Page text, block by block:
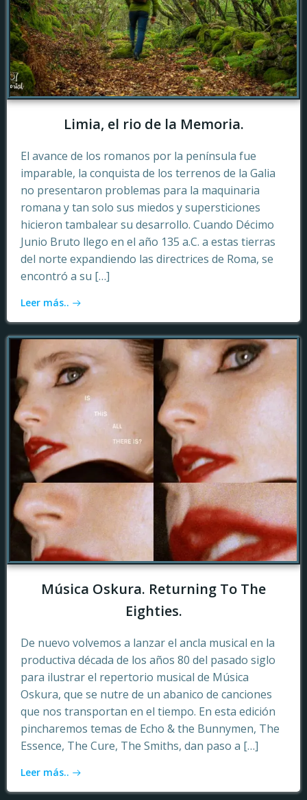
Limia, el rio de la Memoria.
El avance de los romanos por la península fue
imparable, la conquista de los terrenos de la Galia
no presentaron problemas para la maquinaria
romana y tan solo sus miedos y supersticiones
hicieron tambalear su desarrollo. Cuando Décimo
Junio Bruto llego en el año 135 a.C. a estas tierras
del norte expandiendo las directrices de Roma, se
encontró a su […]
Leer más..
Música Oskura. Returning To The
Eighties.
De nuevo volvemos a lanzar el ancla musical en la
productiva década de los años 80 del pasado siglo
para ilustrar el repertorio musical de Música
Oskura, que se nutre de un abanico de canciones
que nos transportan en el tiempo. En esta edición
pincharemos temas de Echo & the Bunnymen, The
Essence, The Cure, The Smiths, dan paso a […]
Leer más..